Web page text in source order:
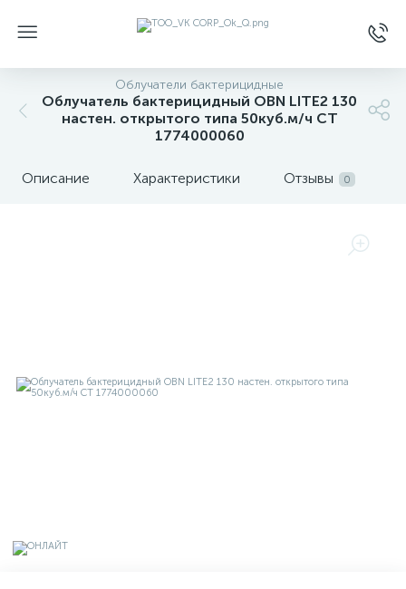
Облучатели бактерицидные
Облучатель бактерицидный OBN LITE2 130
настен. открытого типа 50куб.м/ч СТ
1774000060
Описание Характеристики Отзывы 0